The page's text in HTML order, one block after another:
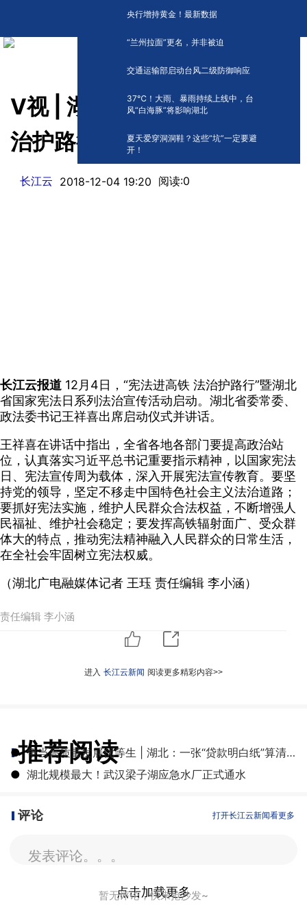
央行增持黄金！最新数据
“兰州拉面”更名，并非被迫
交通运输部启动台风二级防御响应
​37℃！大雨、暴雨持续上线中，台
风“白海豚”将影响湖北
夏天爱穿洞洞鞋？这些“坑”一定要避
开！
V视 | 湖北启动“宪法进高铁 法
治护路行”活动
长江云 2018-12-04 19:20 阅读:0
长江云报道 12月4日，“宪法进高铁 法治护路行”暨湖北
省国家宪法日系列法治宣传活动启动。湖北省委常委、
政法委书记王祥喜出席启动仪式并讲话。
王祥喜在讲话中指出，全省各地各部门要提高政治站
位，认真落实习近平总书记重要指示精神，以国家宪法
日、宪法宣传周为载体，深入开展宪法宣传教育。要坚
持党的领导，坚定不移走中国特色社会主义法治道路；
要抓好宪法实施，维护人民群众合法权益，不断增强人
民福祉、维护社会稳定；要发挥高铁辐射面广、受众群
体大的特点，推动宪法精神融入人民群众的日常生活，
在全社会牢固树立宪法权威。
（湖北广电融媒体记者 王珏 责任编辑 李小涵）
责任编辑 李小涵
进入 长江云新闻 阅读更多精彩内容>>
推荐阅读
●
争当高质量发展优等生 | 湖北：一张“贷款明白纸”算清融资成本账
● 湖北规模最大！武汉梁子湖应急水厂正式通水
评论 打开长江云新闻看更多
发表评论。。。
暂无评论，快来抢沙发~
点击加载更多